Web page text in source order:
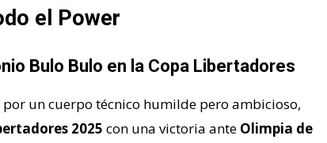
el Power
Bulo Bulo en la Copa Libertadores
un cuerpo técnico humilde pero ambicioso,
2025 con una victoria ante Olimpia de